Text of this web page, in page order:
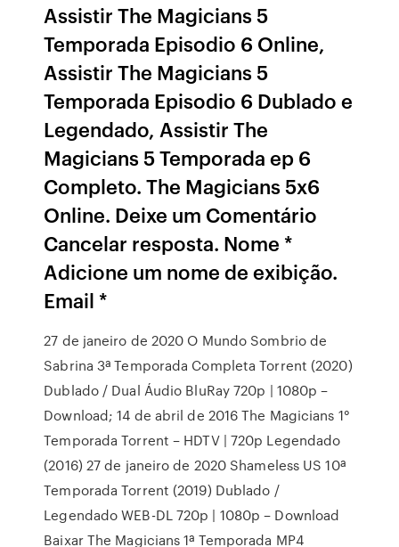
Assistir The Magicians 5
Temporada Episodio 6 Online,
Assistir The Magicians 5
Temporada Episodio 6 Dublado e
Legendado, Assistir The
Magicians 5 Temporada ep 6
Completo. The Magicians 5x6
Online. Deixe um Comentário
Cancelar resposta. Nome *
Adicione um nome de exibição.
Email *
27 de janeiro de 2020 O Mundo Sombrio de
Sabrina 3ª Temporada Completa Torrent (2020)
Dublado / Dual Áudio BluRay 720p | 1080p –
Download; 14 de abril de 2016 The Magicians 1°
Temporada Torrent – HDTV | 720p Legendado
(2016) 27 de janeiro de 2020 Shameless US 10ª
Temporada Torrent (2019) Dublado /
Legendado WEB-DL 720p | 1080p – Download
Baixar The Magicians 1ª Temporada MP4